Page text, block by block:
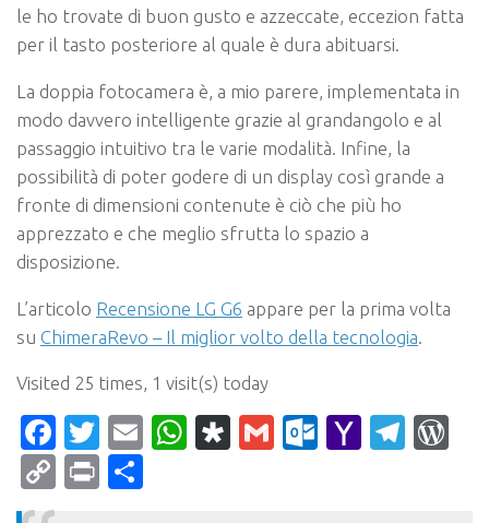
le ho trovate di buon gusto e azzeccate, eccezion fatta
per il tasto posteriore al quale è dura abituarsi.
La doppia fotocamera è, a mio parere, implementata in
modo davvero intelligente grazie al grandangolo e al
passaggio intuitivo tra le varie modalità. Infine, la
possibilità di poter godere di un display così grande a
fronte di dimensioni contenute è ciò che più ho
apprezzato e che meglio sfrutta lo spazio a
disposizione.
L’articolo Recensione LG G6 appare per la prima volta
su ChimeraRevo – Il miglior volto della tecnologia
Visited 25 times, 1 visit(s) today
Facebook
Twitter
EmailWhatsApp
Diaspora
Gmail Yahoo
CopyPrint